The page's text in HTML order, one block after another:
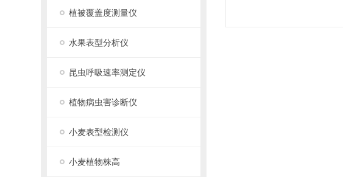
植被覆盖度测量仪
水果表型分析仪
昆虫呼吸速率测定仪
植物病虫害诊断仪
小麦表型检测仪
小麦植物株高